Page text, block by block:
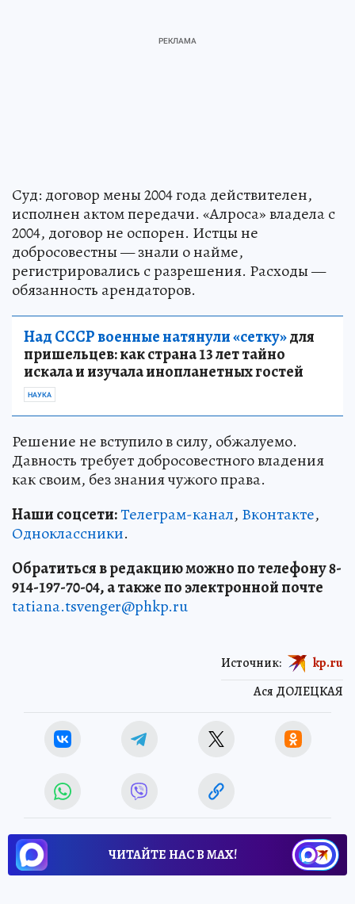
Суд: договор мены 2004 года действителен,
исполнен актом передачи. «Алроса» владела с
2004, договор не оспорен. Истцы не
добросовестны — знали о найме,
регистрировались с разрешения. Расходы —
обязанность арендаторов.
Над СССР военные натянули «сетку»для
пришельцев: как страна 13 лет тайно
искала и изучала инопланетных гостей
НАУКА
Решение не вступило в силу, обжалуемо.
Давность требует добросовестного владения
как своим, без знания чужого права.
Наши соцсети:Телеграм-канал, Вконтакте,
Одноклассники.
Обратиться в редакцию можно по телефону 8-
914-197-70-04, а также по электронной почте
tatiana.tsvenger@phkp.ru
Ася ДОЛЕЦКАЯ
Источник: kp.ru
ЧИТАЙТЕ НАС В МАХ!